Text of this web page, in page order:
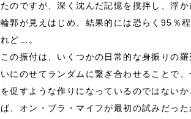
たのですが、深く沈んだ記憶を撹拌し、浮
輪郭が見えはじめ、結果的には恐らく95％
れど…。
この振付は、いくつかの日常的な身振りの
いにのせてランダムに繋ぎ合わせることで
を促すような作りになっているのではない
ば、オン・ブラ・マイフが最初の試みだっ